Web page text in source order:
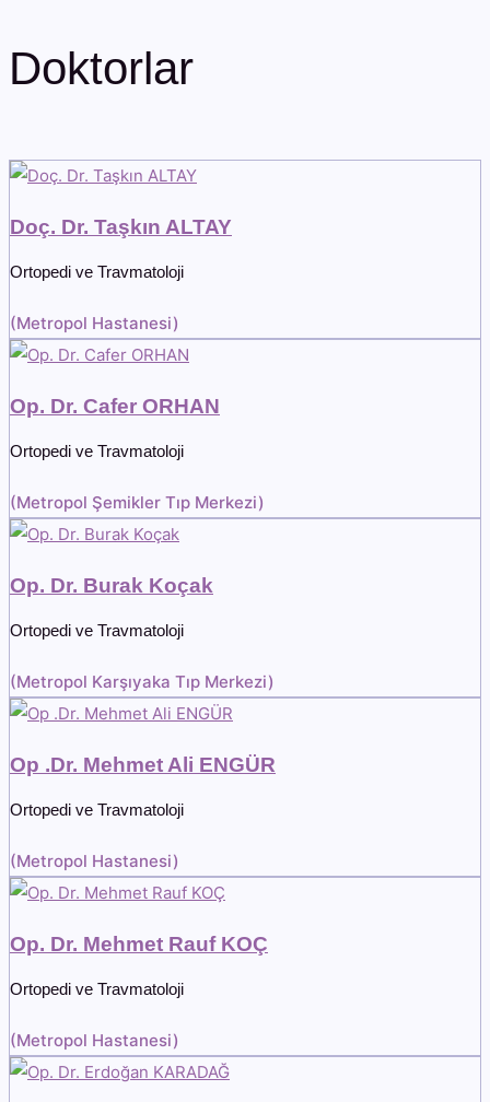
Doktorlar
Doç. Dr. Taşkın ALTAY
Ortopedi ve Travmatoloji
(Metropol Hastanesi)
Op. Dr. Cafer ORHAN
Ortopedi ve Travmatoloji
(Metropol Şemikler Tıp Merkezi)
Op. Dr. Burak Koçak
Ortopedi ve Travmatoloji
(Metropol Karşıyaka Tıp Merkezi)
Op .Dr. Mehmet Ali ENGÜR
Ortopedi ve Travmatoloji
(Metropol Hastanesi)
Op. Dr. Mehmet Rauf KOÇ
Ortopedi ve Travmatoloji
(Metropol Hastanesi)